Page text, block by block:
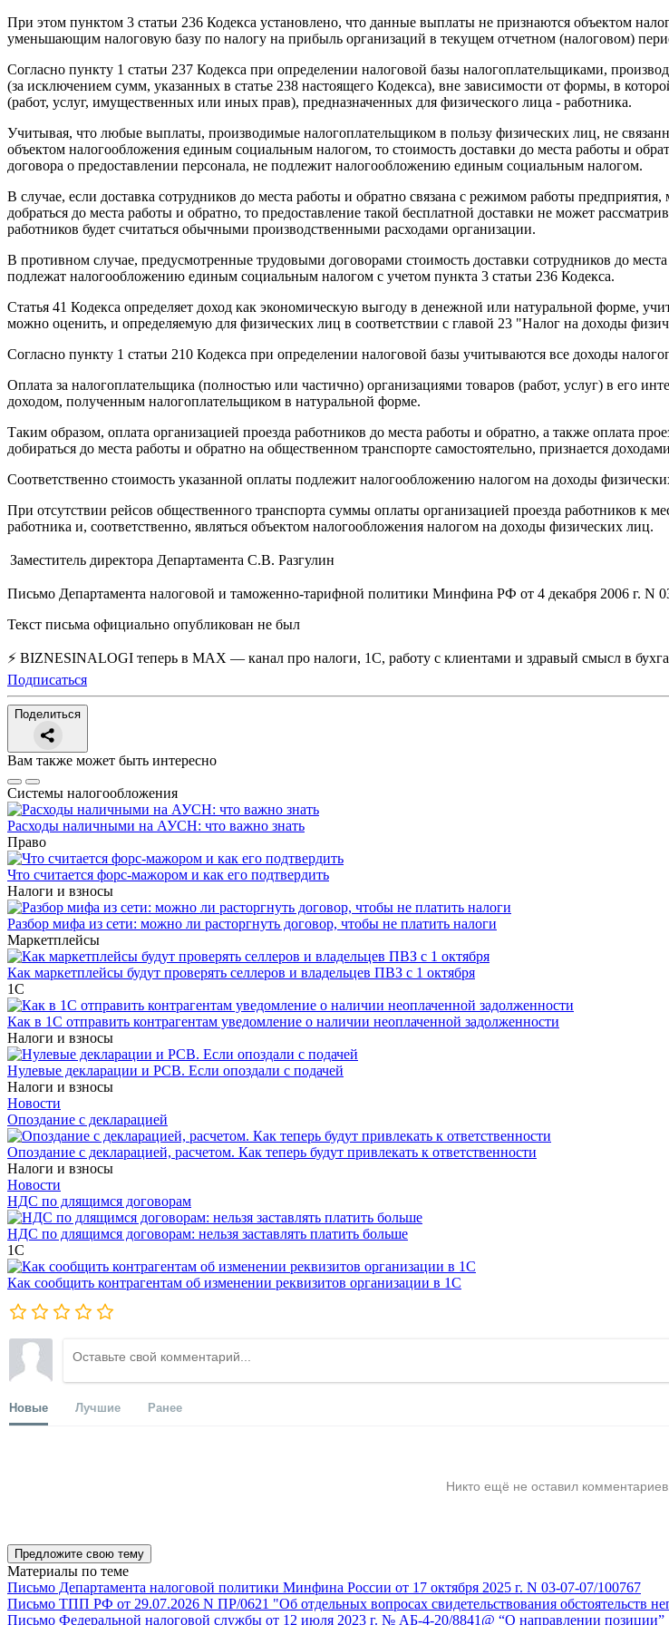
При этом пунктом 3 статьи 236 Кодекса установлено, что данные выплаты не признаются объектом
уменьшающим налоговую базу по налогу на прибыль организаций в текущем отчетном (налоговом)
Согласно пункту 1 статьи 237 Кодекса при определении налоговой базы налогоплательщиками,
(за исключением сумм, указанных в статье 238 настоящего Кодекса), вне зависимости от формы, в
(работ, услуг, имущественных или иных прав), предназначенных для физического лица - работника.
Учитывая, что любые выплаты, производимые налогоплательщиком в пользу физических лиц, не
объектом налогообложения единым социальным налогом, то стоимость доставки до места работы и
договора о предоставлении персонала, не подлежит налогообложению единым социальным налогом.
В случае, если доставка сотрудников до места работы и обратно связана с режимом работы
добраться до места работы и обратно, то предоставление такой бесплатной доставки не может
работников будет считаться обычными производственными расходами организации.
В противном случае, предусмотренные трудовыми договорами стоимость доставки сотрудников до
подлежат налогообложению единым социальным налогом с учетом пункта 3 статьи 236 Кодекса.
Статья 41 Кодекса определяет доход как экономическую выгоду в денежной или натуральной форме,
можно оценить, и определяемую для физических лиц в соответствии с главой 23 "Налог на доходы
Согласно пункту 1 статьи 210 Кодекса при определении налоговой базы учитываются все доходы
Оплата за налогоплательщика (полностью или частично) организациями товаров (работ, услуг) в его
доходом, полученным налогоплательщиком в натуральной форме.
Таким образом, оплата организацией проезда работников до места работы и обратно, а также оплата
добираться до места работы и обратно на общественном транспорте самостоятельно, признается
Соответственно стоимость указанной оплаты подлежит налогообложению налогом на доходы
При отсутствии рейсов общественного транспорта суммы оплаты организацией проезда работников к
работника и, соответственно, являться объектом налогообложения налогом на доходы физических лиц.
Заместитель директора Департамента С.В. Разгулин
Письмо Департамента налоговой и таможенно-тарифной политики Минфина РФ от 4 декабря 2006 г. N
Текст письма официально опубликован не был
⚡ BIZNESINALOGI теперь в MAX — канал про налоги, 1С, работу с клиентами и здравый смысл в
Подписаться
Поделиться
Вам также может быть интересно
Системы налогообложения
Расходы наличными на АУСН: что важно знать
Право
Что считается форс-мажором и как его подтвердить
Налоги и взносы
Разбор мифа из сети: можно ли расторгнуть договор, чтобы не платить налоги
Маркетплейсы
Как маркетплейсы будут проверять селлеров и владельцев ПВЗ с 1 октября
1С
Как в 1С отправить контрагентам уведомление о наличии неоплаченной задолженности
Налоги и взносы
Нулевые декларации и РСВ. Если опоздали с подачей
Налоги и взносы
Новости
Опоздание с декларацией
Опоздание с декларацией, расчетом. Как теперь будут привлекать к ответственности
Налоги и взносы
Новости
НДС по длящимся договорам
НДС по длящимся договорам: нельзя заставлять платить больше
1С
Как сообщить контрагентам об изменении реквизитов организации в 1C
Новые Лучшие Ранее
Никто ещё не оставил
Предложите свою тему
Материалы по теме
Письмо Департамента налоговой политики Минфина России от 17 октября 2025 г. N 03-07-07/100767
Письмо ТПП РФ от 29.07.2026 N ПР/0621 "Об отдельных вопросах свидетельствования обстоятельств
Письмо Федеральной налоговой службы от 12 июля 2023 г. № АБ-4-20/8841@ “О направлении позиции”